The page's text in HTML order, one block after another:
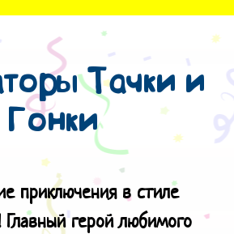
Тачки и
Гонки
приключения в стиле
Главный герой любимого